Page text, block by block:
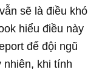
sẽ là điều khó
hiểu điều này
để đội ngũ
nhiên, khi tính